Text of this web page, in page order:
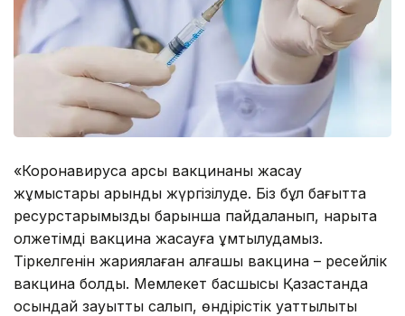
«Коронавирусқа қарсы вакцинаны жасау
жұмыстары қарқынды жүргізілуде. Біз бұл бағытта
ресурстарымызды барынша пайдаланып, нарықта
қолжетімді вакцина жасауға ұмтылудамыз.
Тіркелгенін жариялаған алғашқы вакцина – ресейлік
вакцина болды. Мемлекет басшысы Қазақстанда
осындай зауытты салып, өндірістік қуаттылықты